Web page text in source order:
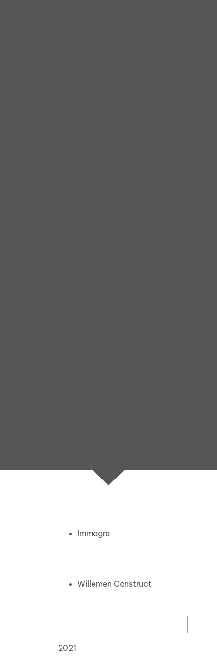
Immogra
Willemen Construct
2021